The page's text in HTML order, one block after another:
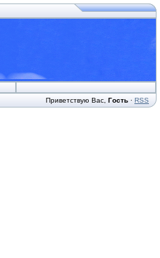
Приветствую Вас Гость · RSS